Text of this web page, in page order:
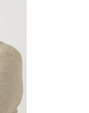
y web en
vez que